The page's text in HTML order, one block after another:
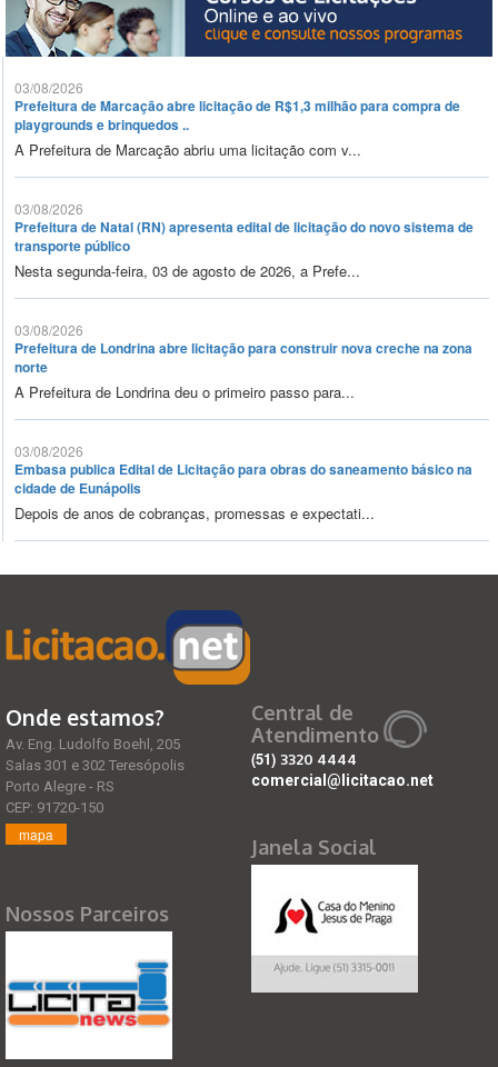
03/08/2026
Prefeitura de Marcação abre licitação de R$1,3 milhão para compra de
playgrounds e brinquedos ..
A Prefeitura de Marcação abriu uma licitação com v...
03/08/2026
Prefeitura de Natal (RN) apresenta edital de licitação do novo sistema de
transporte público
Nesta segunda-feira, 03 de agosto de 2026, a Prefe...
03/08/2026
Prefeitura de Londrina abre licitação para construir nova creche na zona
norte
A Prefeitura de Londrina deu o primeiro passo para...
03/08/2026
Embasa publica Edital de Licitação para obras do saneamento básico na
cidade de Eunápolis
Depois de anos de cobranças, promessas e expectati...
Onde estamos?
Av. Eng. Ludolfo Boehl, 205
Salas 301 e 302 Teresópolis
Porto Alegre - RS
CEP: 91720-150
mapa
Nossos Parceiros
Central de
Atendimento
(51) 3320 4444
comercial@licitacao.net
Janela Social